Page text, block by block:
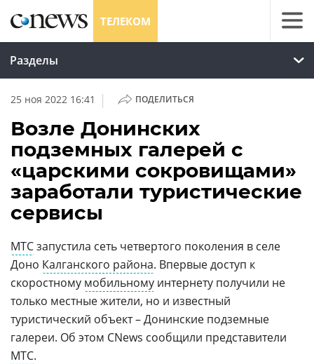
ТЕЛЕКОМ
Разделы
25 ноя 2022 16:41 | ПОДЕЛИТЬСЯ
Возле Донинских
подземных галерей с
«царскими сокровищами»
заработали туристические
сервисы
МТСзапустила сеть четвертого поколения в селе
Доно Калганского района. Впервые доступ к
скоростному мобильному интернету получили не
только местные жители, но и известный
туристический объект – Донинские подземные
галереи. Об этом CNews сообщили представители
МТС.